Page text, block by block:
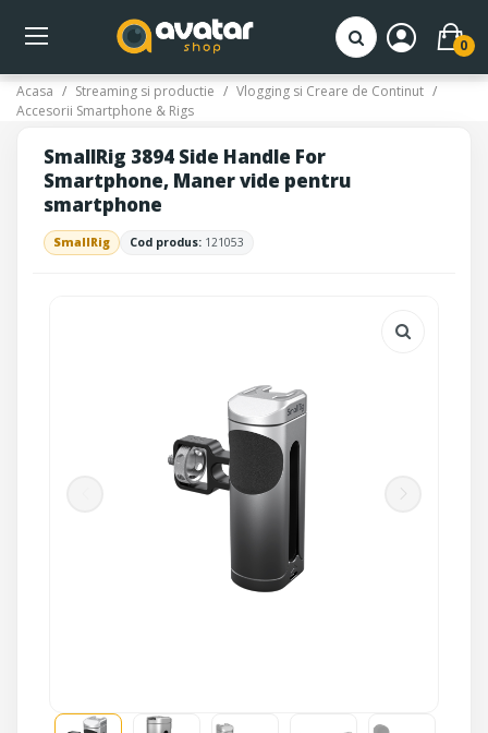
0
Acasa Streaming si productie
Vlogging si Creare de Continut
Accesorii Smartphone & Rigs
SmallRig 3894 Side Handle For
Smartphone, Maner vide pentru
smartphone
SmallRig Cod produs: 121053